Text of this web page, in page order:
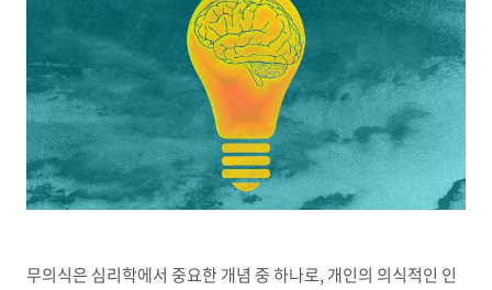
무의식은 심리학에서 중요한 개념 중 하나로, 개인의 의식적인 인